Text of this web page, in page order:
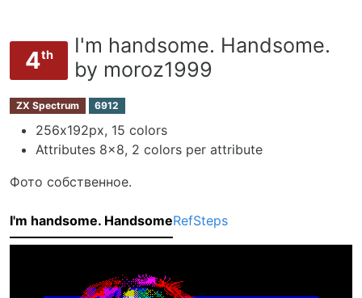
4th
I'm handsome. Handsome.
by moroz1999
ZX Spectrum 6912
256х192px, 15 colors
Attributes 8x8, 2 colors per attribute
Фото собственное.
I'm handsome. HandsomeRefSteps